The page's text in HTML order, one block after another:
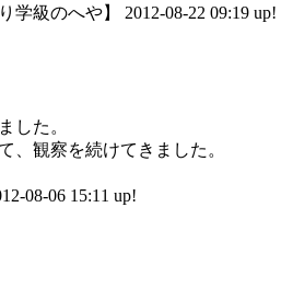
学級のへや】 2012-08-22 09:19 up!
した。
、観察を続けてきました。
08-06 15:11 up!